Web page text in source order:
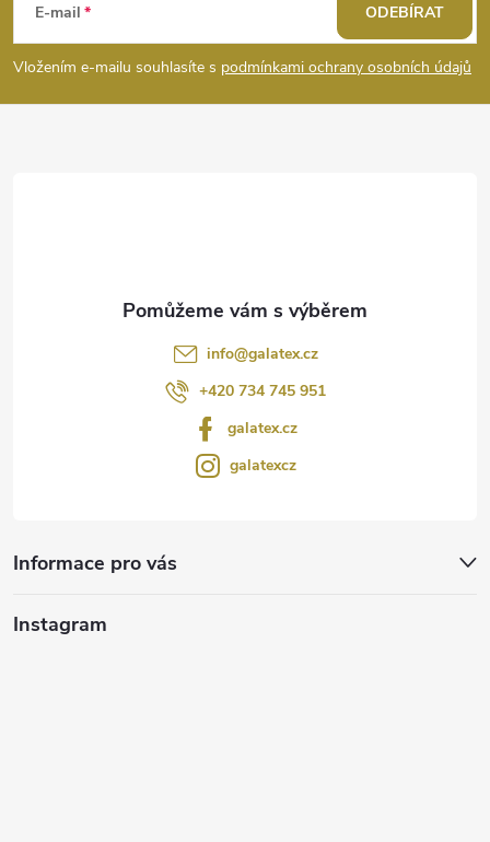
s
u
p
a
E-mail
Vložením e-mailu souhlasíte s podmínkami ochrany osobních údajů
ODEBÍRAT
info@galatex.cz
+420 734 745 951
galatex.cz
galatexcz
Informace pro vás
Instagram